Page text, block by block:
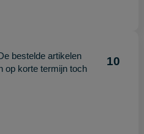
bestelde artikelen
op korte termijn toch
10